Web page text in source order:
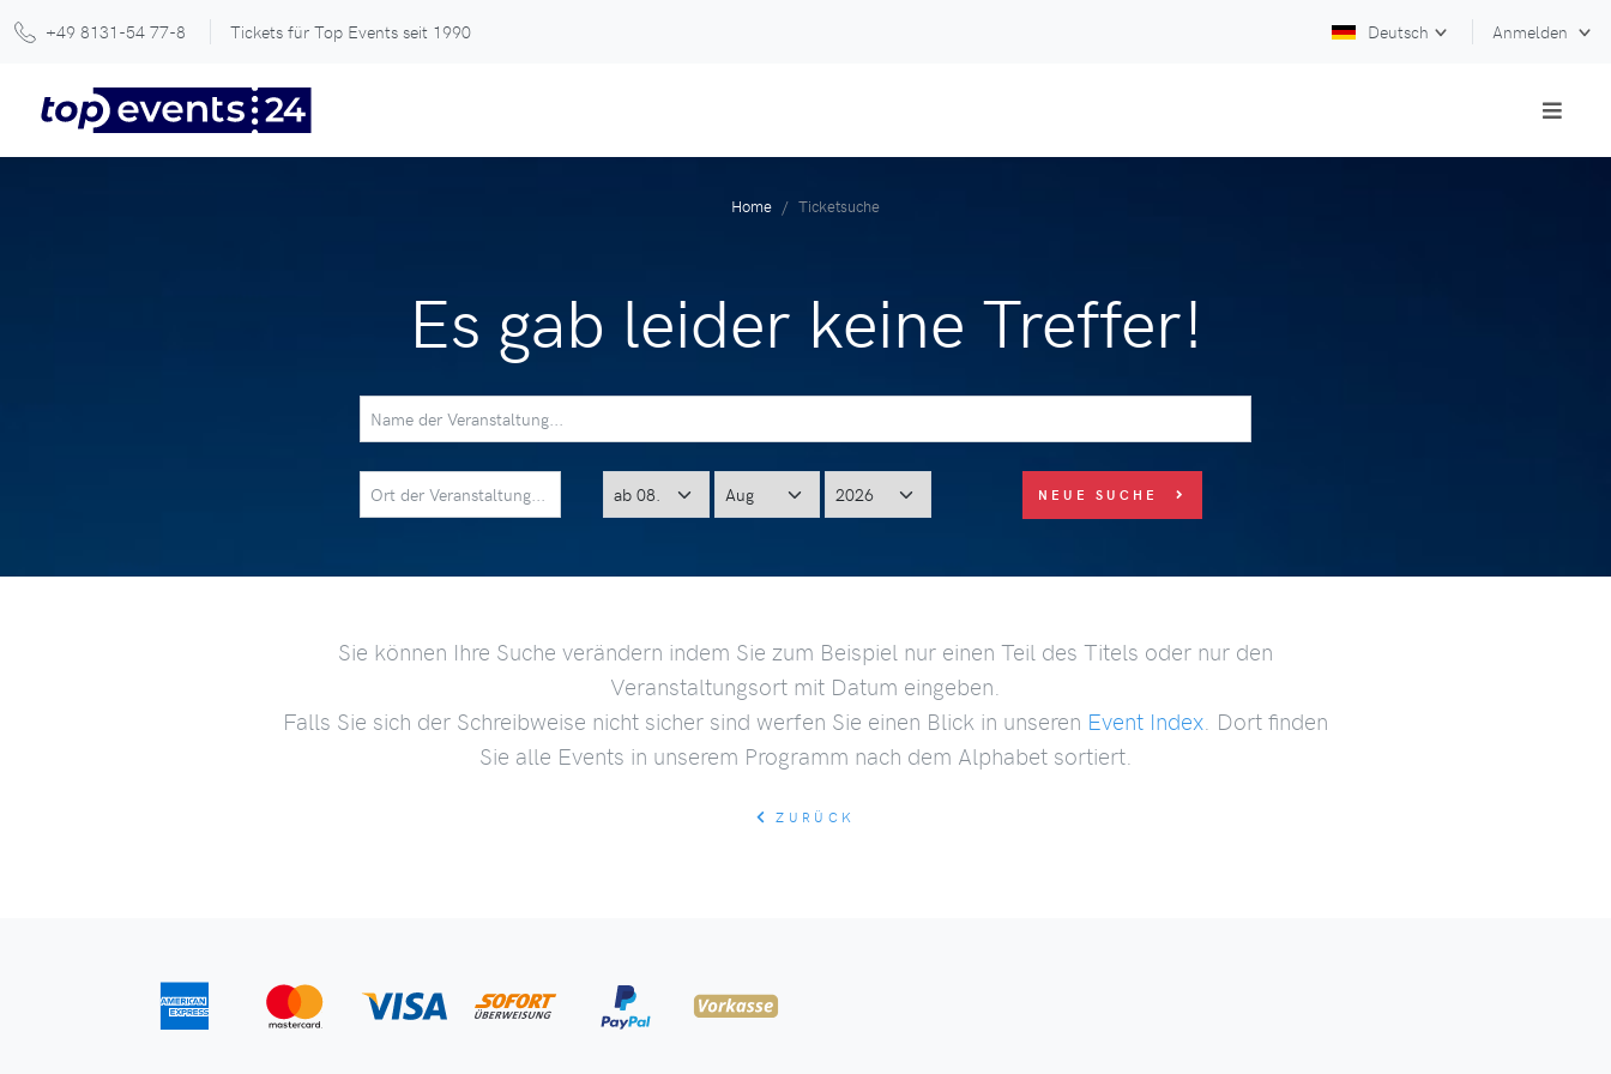
+49 8131-54 77-8 Tickets für Top Events seit 1990 Deutsch Anmelden
Home Ticketsuche
Es gab leider keine Treffer!
NEUE SUCHE
Sie können Ihre Suche verändern indem Sie zum Beispiel nur einen Teil des Titels oder nur den
Veranstaltungsort mit Datum eingeben.
Falls Sie sich der Schreibweise nicht sicher sind werfen Sie einen Blick in unseren Event Index. Dort finden
Sie alle Events in unserem Programm nach dem Alphabet sortiert.
ZURÜCK